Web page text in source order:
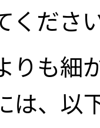
くださ
りも細
は、以